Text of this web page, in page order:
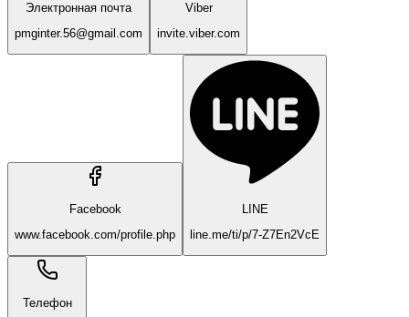
Электронная почта
pmginter.56@gmail.com
Viber
invite.viber.com
Facebook
www.facebook.com/profile.php
LINE
line.me/ti/p/7-Z7En2VcE
Телефон